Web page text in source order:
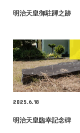
明治天皇御駐蹕之跡
2025.6.18
明治天皇臨幸記念碑